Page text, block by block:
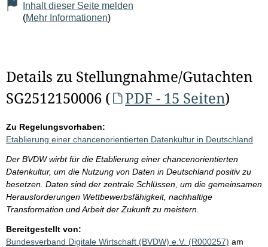
Inhalt dieser Seite melden
(Mehr Informationen)
Details zu Stellungnahme/Gutachten
SG2512150006 (
PDF - 15 Seiten)
Zu Regelungsvorhaben:
Etablierung einer chancenorientierten Datenkultur in Deutschland
Der BVDW wirbt für die Etablierung einer chancenorientierten
Datenkultur, um die Nutzung von Daten in Deutschland positiv zu
besetzen. Daten sind der zentrale Schlüssen, um die gemeinsamen
Herausforderungen Wettbewerbsfähigkeit, nachhaltige
Transformation und Arbeit der Zukunft zu meistern.
Bereitgestellt von:
Bundesverband Digitale Wirtschaft (BVDW) e.V. (R000257) am